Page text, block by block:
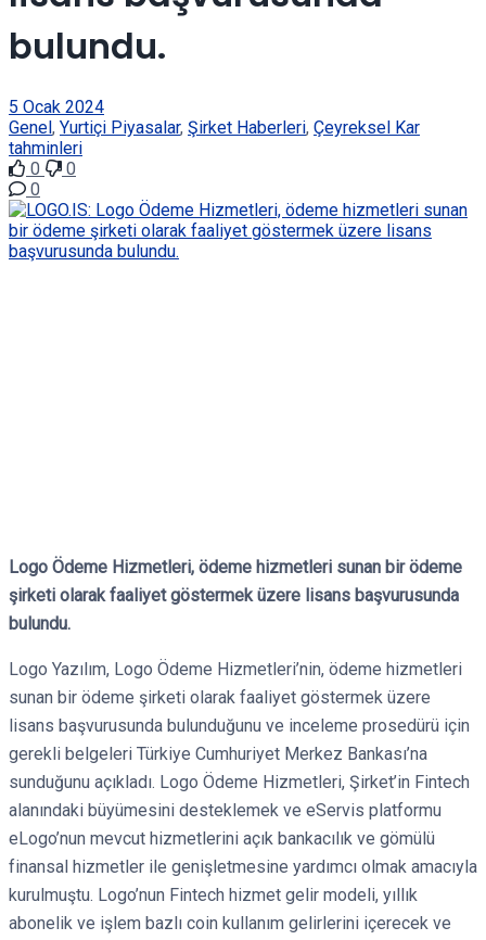
bulundu.
5 Ocak 2024
Genel, Yurtiçi Piyasalar, Şirket Haberleri, Çeyreksel Kar
tahminleri
0
0
0
Logo Ödeme Hizmetleri, ödeme hizmetleri sunan bir ödeme
şirketi olarak faaliyet göstermek üzere lisans başvurusunda
bulundu.
Logo Yazılım, Logo Ödeme Hizmetleri’nin, ödeme hizmetleri
sunan bir ödeme şirketi olarak faaliyet göstermek üzere
lisans başvurusunda bulunduğunu ve inceleme prosedürü için
gerekli belgeleri Türkiye Cumhuriyet Merkez Bankası’na
sunduğunu açıkladı. Logo Ödeme Hizmetleri, Şirket’in Fintech
alanındaki büyümesini desteklemek ve eServis platformu
eLogo’nun mevcut hizmetlerini açık bankacılık ve gömülü
finansal hizmetler ile genişletmesine yardımcı olmak amacıyla
kurulmuştu. Logo’nun Fintech hizmet gelir modeli, yıllık
abonelik ve işlem bazlı coin kullanım gelirlerini içerecek ve